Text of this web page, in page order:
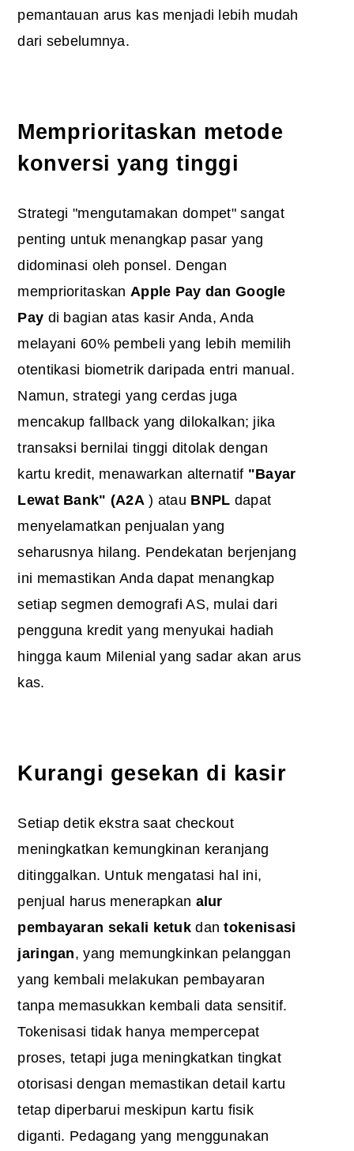
pemantauan arus kas menjadi lebih mudah
dari sebelumnya.
Memprioritaskan metode
konversi yang tinggi
Strategi "mengutamakan dompet" sangat
penting untuk menangkap pasar yang
didominasi oleh ponsel. Dengan
memprioritaskanApple Pay dan Google
Pay di bagian atas kasir Anda, Anda
melayani 60% pembeli yang lebih memilih
otentikasi biometrik daripada entri manual.
Namun, strategi yang cerdas juga
mencakup fallback yang dilokalkan; jika
transaksi bernilai tinggi ditolak dengan
kartu kredit, menawarkan alternatif "Bayar
Lewat Bank" (A2A ) atau BNPL dapat
menyelamatkan penjualan yang
seharusnya hilang. Pendekatan berjenjang
ini memastikan Anda dapat menangkap
setiap segmen demografi AS, mulai dari
pengguna kredit yang menyukai hadiah
hingga kaum Milenial yang sadar akan arus
kas.
Kurangi gesekan di kasir
Setiap detik ekstra saat checkout
meningkatkan kemungkinan keranjang
ditinggalkan. Untuk mengatasi hal ini,
penjual harus menerapkan alur
pembayaran sekali ketuk dantokenisasi
jaringan, yang memungkinkan pelanggan
yang kembali melakukan pembayaran
tanpa memasukkan kembali data sensitif.
Tokenisasi tidak hanya mempercepat
proses, tetapi juga meningkatkan tingkat
otorisasi dengan memastikan detail kartu
tetap diperbarui meskipun kartu fisik
diganti. Pedagang yang menggunakan